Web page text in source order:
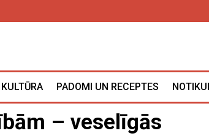
KULTŪRA PADOMI UN RECEPTES
– veselīgās